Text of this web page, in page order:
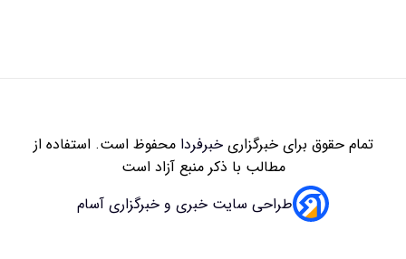
تمام حقوق برای خبرگزاریخبرفردامحفوظ است. استفاده از
مطالب با ذکر منبع آزاد است
طراحی سایت خبری و خبرگزاری آسام